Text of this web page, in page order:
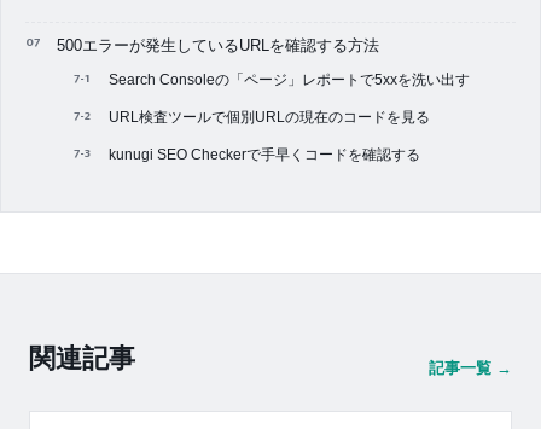
500エラーが発生しているURLを確認する方法
Search Consoleの「ページ」レポートで5xxを洗い出す
URL検査ツールで個別URLの現在のコードを見る
kunugi SEO Checkerで手早くコードを確認する
関連記事 記事一覧 →